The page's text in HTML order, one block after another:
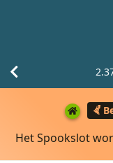
Het Spookslot